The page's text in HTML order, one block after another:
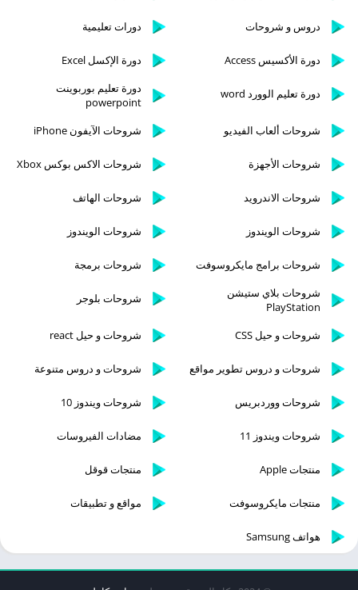
دروس و شروحات دورات تعليمية
دورة الأكسيس Access دورة الإكسل Excel
دورة تعليم الوورد word
دورة تعليم بوربوينت
powerpoint
شروحات ألعاب الفيديو
شروحات الآيفون iPhone
شروحات الأجهزة شروحات الاكس بوكس Xbox
شروحات الاندرويد شروحات الهاتف
شروحات الويندوز شروحات الويندوز
شروحات برامج مايكروسوفت
شروحات برمجة
شروحات بلاي ستيشن
PlayStation
شروحات بلوجر
شروحات و حيل CSS شروحات و حيل react
شروحات و دروس تطوير مواقع شروحات و دروس متنوعة
شروحات ووردبريس شروحات ويندوز 10
شروحات ويندوز 11 مضادات الفيروسات
منتجات Apple منتجات قوقل
منتجات مايكروسوفت مواقع و تطبيقات
هواتف Samsung